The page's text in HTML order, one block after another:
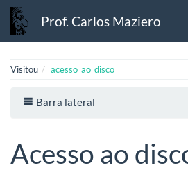
Prof. Carlos Maziero
Visitou acesso_ao_disco
Barra lateral
Acesso ao